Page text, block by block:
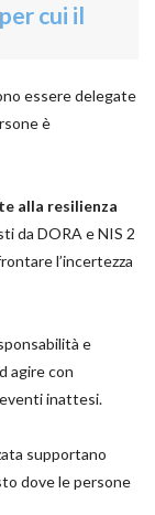
cui il
essere delegate
è
alla resilienza
da DORA e NIS 2
l’incertezza
e
agire con
inattesi.
supportano
dove le persone